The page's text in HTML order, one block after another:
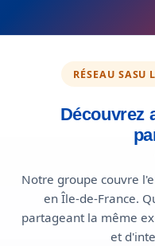
RÉSEAU SASU
Découvrez
Notre groupe couvre
en Île-de-France.
partageant la même
et